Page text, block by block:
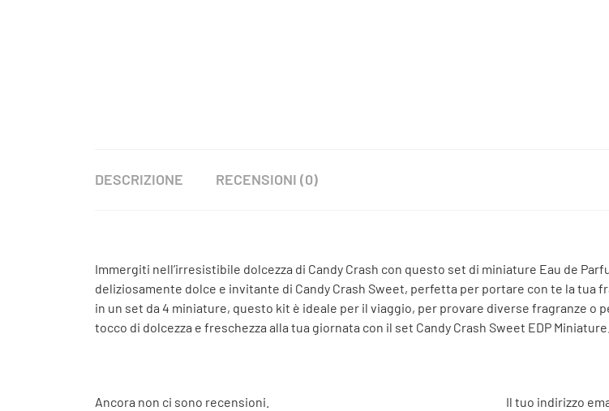
DESCRIZIONE RECENSIONI (0)
Immergiti nell’irresistibile dolcezza di Candy Crash con questo set di miniature Eau de
deliziosamente dolce e invitante di Candy Crash Sweet, perfetta per portare con te la tua
in un set da 4 miniature, questo kit è ideale per il viaggio, per provare diverse fragranze o
tocco di dolcezza e freschezza alla tua giornata con il set Candy Crash Sweet EDP Miniature.
Ancora non ci sono recensioni. Il tuo indirizzo